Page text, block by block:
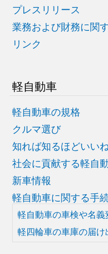
プレスリリース
業務および財務に関
リンク
軽自動車
軽自動車の規格
クルマ選び
知れば知るほどいい
社会に貢献する軽自
新車情報
軽自動車に関する手
軽自動車の車検や名義
軽四輪車の車庫の届け